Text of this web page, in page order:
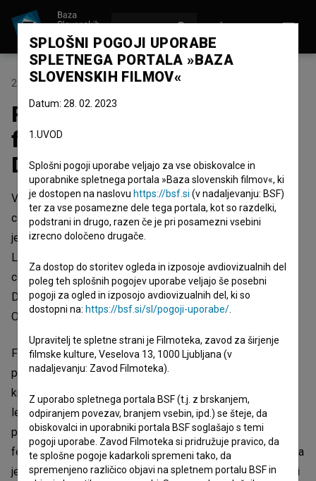
20. november 2025
Premiera dokumentarnega
filma OHO film režiserja
Damjana Kozoleta
V sklopu projektaNaši filmi doma, ki ga Slovenski filmski
center, v sodelovanju s Cankarjevim domom organizira od
jeseni 2017, bo v sredo, 26. novembra ob 19. uri, v
Linhartovi dvorani Cankarjevega doma premiera
celovečernega dokumentarnega filma OHO film režiserja
Damjana Kozoleta o avantgardnem umetniškem gibanju
OHO. Z nami bo tudi filmska ekipa in člani skupine OHO.
Film je bil premierno prikazan v sklopu Evropske
prestolnice kulture Nova Gorica konec junija v Vipavskem
križu - svojo pot je začel tam, kjer se je ohojevska zgodba
leta 1971 zaključila, v Vipavski dolini. Mednarodno
premiero je imel avgusta na 31. Sarajevskem filmskem
festivalu, na 28. Festivalu slovenskega filma v Portorožu pa
je prejel vesno za posebne dosežke. Žirija je v obrazložitvi
SPLOŠNI POGOJI UPORABE
SPLETNEGA PORTALA »BAZA
SLOVENSKIH FILMOV«
Datum: 28. 02. 2023
1.UVOD
Splošni pogoji uporabe veljajo za vse obiskovalce in
uporabnike spletnega portala »Baza slovenskih filmov«, ki
je dostopen na naslovu https://bsf.si (v nadaljevanju: BSF)
ter za vse posamezne dele tega portala, kot so razdelki,
podstrani in drugo, razen če je pri posamezni vsebini
izrecno določeno drugače.
Za dostop do storitev ogleda in izposoje avdiovizualnih del
poleg teh splošnih pogojev uporabe veljajo še posebni
pogoji za ogled in izposojo avdiovizualnih del, ki so
dostopni na: https://bsf.si/sl/pogoji-uporabe/
Upravitelj te spletne strani je Filmoteka, zavod za širjenje
filmske kulture, Veselova 13, 1000 Ljubljana (v
nadaljevanju: Zavod Filmoteka).
Z uporabo spletnega portala BSF (t.j. z brskanjem,
odpiranjem povezav, branjem vsebin, ipd.) se šteje, da
obiskovalci in uporabniki portala BSF soglašajo s temi
pogoji uporabe. Zavod Filmoteka si pridružuje pravico, da
te splošne pogoje kadarkoli spremeni tako, da
spremenjeno različico objavi na spletnem portalu BSF in